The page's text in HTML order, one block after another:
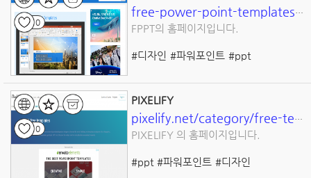
free-power-point-templates.com
FPPT의 홈페이지입니다.
#디자인 #파워포인트 #ppt
0
PIXELIFY
pixelify.net/category/free-templates/
PIXELIFY 의 홈페이지입니다.
#ppt #파워포인트 #디자인
0